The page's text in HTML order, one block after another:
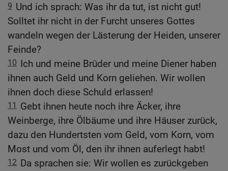
9 Und ich sprach: Was ihr da tut, ist nicht gut!
Solltet ihr nicht in der Furcht unseres Gottes
wandeln wegen der Lästerung der Heiden, unserer
Feinde?
10 Ich und meine Brüder und meine Diener haben
ihnen auch Geld und Korn geliehen. Wir wollen
ihnen doch diese Schuld erlassen!
11
Gebt ihnen heute noch ihre Äcker, ihre
Weinberge, ihre Ölbäume und ihre Häuser zurück,
dazu den Hundertsten vom Geld, vom Korn, vom
Most und vom Öl, den ihr ihnen auferlegt habt!
12 Da sprachen sie: Wir wollen es zurückgeben